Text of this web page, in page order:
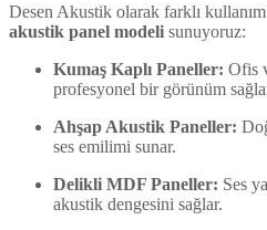
Desen Akustik olarak farklı
akustik panel modeli sunuyoruz:
Kumaş Kaplı Paneller: Ofis
profesyonel bir görünüm
Ahşap Akustik Paneller:
ses emilimi sunar.
Delikli MDF Paneller: Ses
akustik dengesini sağlar.